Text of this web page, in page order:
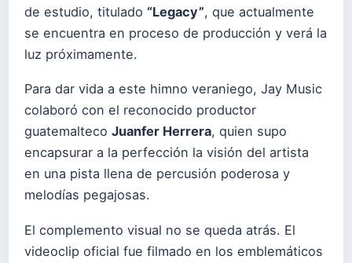
de estudio, titulado “Legacy”, que actualmente
se encuentra en proceso de producción y verá la
luz próximamente.
Para dar vida a este himno veraniego, Jay Music
colaboró con el reconocido productor
guatemalteco Juanfer Herrera, quien supo
encapsurar a la perfección la visión del artista
en una pista llena de percusión poderosa y
melodías pegajosas.
El complemento visual no se queda atrás. El
videoclip oficial fue filmado en los emblemáticos